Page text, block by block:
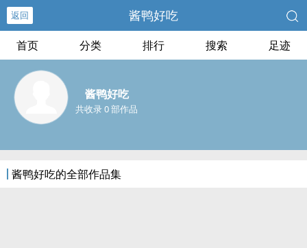
返回 酱鸭好吃
首页 分类 排行 搜索 足迹
酱鸭好吃
共收录 0 部作品
酱鸭好吃的全部作品集